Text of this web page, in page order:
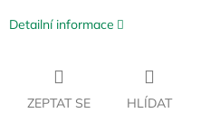
Detailní informace
ZEPTAT SE HLÍDAT